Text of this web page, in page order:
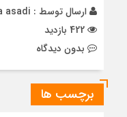
ارسال توسط : asadi
بدون دیدگاه
برچسب ها